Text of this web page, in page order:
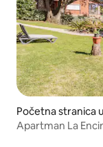
Početna stranica
Apartman La